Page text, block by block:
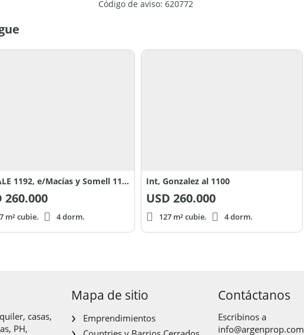
Código de aviso: 620772
CANALE 1192, e/Macías y Somell 1100
260.000
m² cubie. 4 dorm.
Int, Gonzalez al 1100
USD 260.000
127 m² cubie. 4 dorm.
casas,
PH,
Mapa de sitio
Emprendimientos
Contáctanos
Escribinos a
info@argenprop.com